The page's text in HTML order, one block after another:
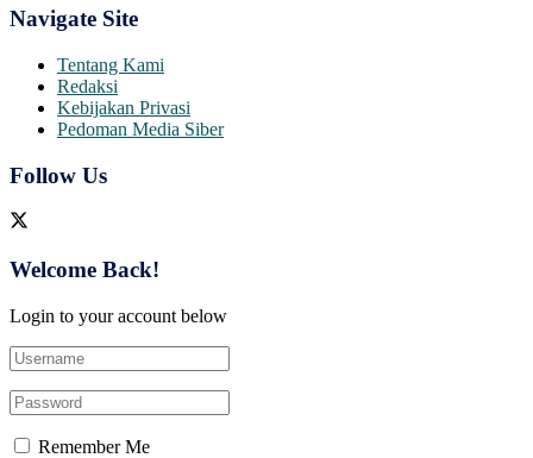
Navigate Site
Tentang Kami
Redaksi
Kebijakan Privasi
Pedoman Media Siber
Follow Us
Welcome Back!
Login to your account below
Remember Me